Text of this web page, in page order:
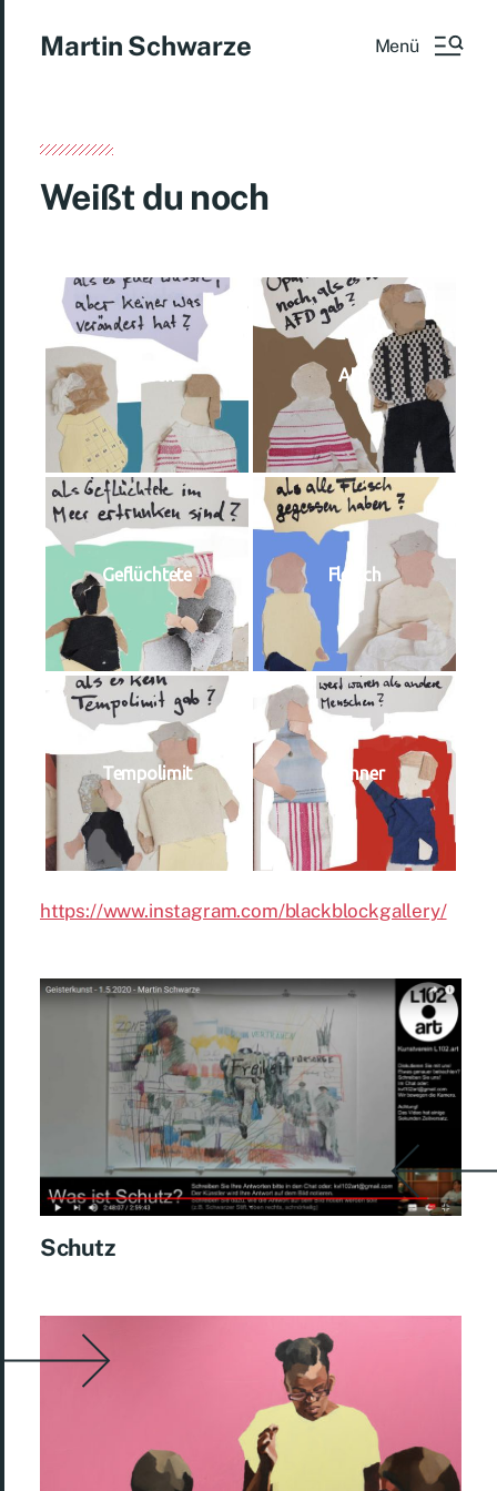
Martin Schwarze Menü
Weißt du noch
AFD
Geflüchtete Fleisch
Tempolimit Männer
https://www.instagram.com/blackblockgallery/
Schutz